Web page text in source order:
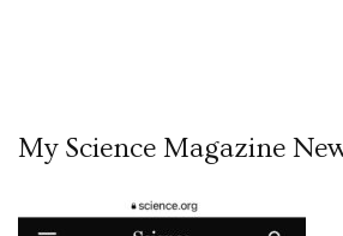
My Science Magazine